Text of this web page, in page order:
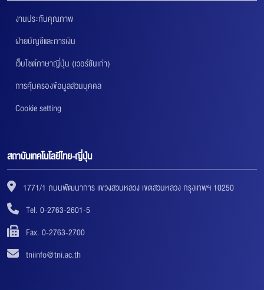
งานประกันคุณภาพ
ฝ่ายบัญชีและการเงิน
เว็บไซต์ภาษาญี่ปุ่น (เวอร์ชันเก่า)
การคุ้มครองข้อมูลส่วนบุคคล
Cookie setting
สถาบันเทคโนโลยีไทย-ญี่ปุ่น
1771/1 ถนนพัฒนาการ แขวงสวนหลวง เขตสวนหลวง กรุงเทพฯ 10250
Tel. 0-2763-2601-5
Fax. 0-2763-2700
tniinfo@tni.ac.th